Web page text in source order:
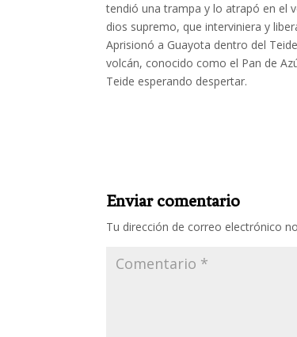
tendió una trampa y lo atrapó en el
dios supremo, que interviniera y
Aprisionó a Guayota dentro del
volcán, conocido como el Pan de
Teide esperando despertar.
Enviar comentario
Tu dirección de correo electrónico